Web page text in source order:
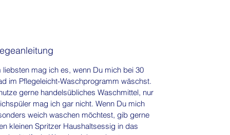
55% Leinen, 45% Baumwolle
Breite: ca. 140 cm
Gewicht: ca. 176 g/m²
Angenehm leicht und natürlich
Schöne Leinenstruktur mit
weicherem Baumwollgriff
Klassischer Streifenlook in Navy
liebsten mag ich es, wenn Du mich bei 30
im Pflegeleicht-Waschprogramm wäschst.
gerne handelsübliches Waschmittel, nur
mag ich gar nicht. Wenn Du mich
weich waschen möchtest, gib gerne
kleinen Spritzer Haushaltsessig in das